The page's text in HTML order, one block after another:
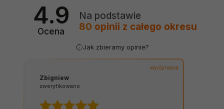
4.9
Ocena
Na podstawie
80 opinii z całego okresu
Jak zbieramy opinie?
wyróżniona
Zbigniew
zweryfikowano